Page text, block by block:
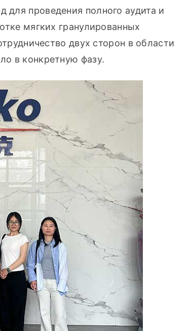
для проведения полного аудита и
мягких гранулированных
двух сторон в области
в конкретную фазу.